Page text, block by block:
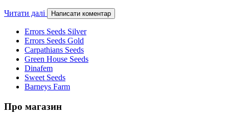
Читати далі Написати коментар
Errors Seeds Silver
Errors Seeds Gold
Carpathians Seeds
Green House Seeds
Dinafem
Sweet Seeds
Barneys Farm
Про магазин